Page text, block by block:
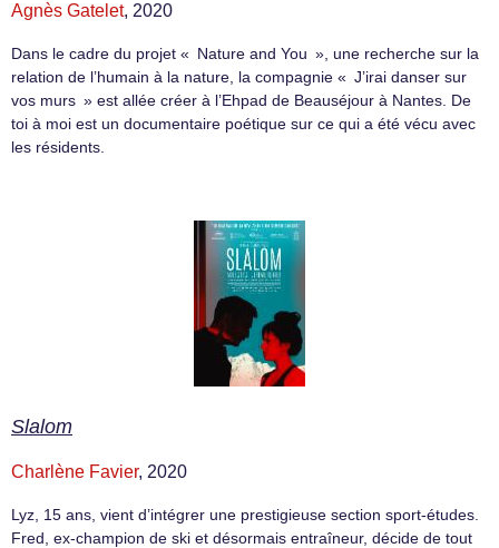
Agnès Gatelet, 2020
Dans le cadre du projet « Nature and You », une recherche sur la
relation de l’humain à la nature, la compagnie « J’irai danser sur
vos murs » est allée créer à l’Ehpad de Beauséjour à Nantes. De
toi à moi est un documentaire poétique sur ce qui a été vécu avec
les résidents.
Slalom
Charlène Favier, 2020
Lyz, 15 ans, vient d’intégrer une prestigieuse section sport-études.
Fred, ex-champion de ski et désormais entraîneur, décide de tout